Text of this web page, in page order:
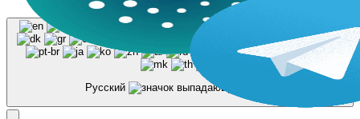
Русский